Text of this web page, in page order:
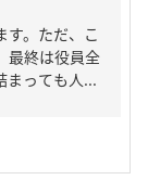
す。ただ、こ
最終は役員全
まっても人...